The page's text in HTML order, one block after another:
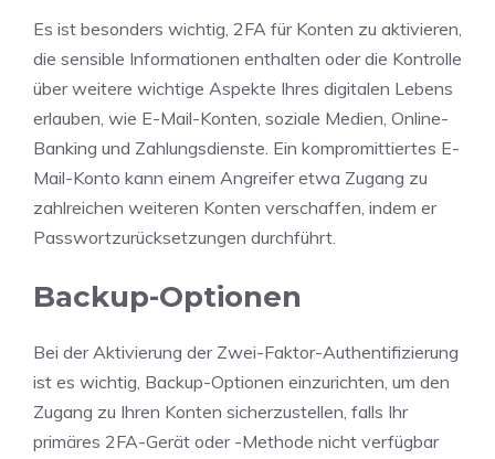
Es ist besonders wichtig, 2FA für Konten zu aktivieren,
die sensible Informationen enthalten oder die Kontrolle
über weitere wichtige Aspekte Ihres digitalen Lebens
erlauben, wie E-Mail-Konten, soziale Medien, Online-
Banking und Zahlungsdienste. Ein kompromittiertes E-
Mail-Konto kann einem Angreifer etwa Zugang zu
zahlreichen weiteren Konten verschaffen, indem er
Passwortzurücksetzungen durchführt.
Backup-Optionen
Bei der Aktivierung der Zwei-Faktor-Authentifizierung
ist es wichtig, Backup-Optionen einzurichten, um den
Zugang zu Ihren Konten sicherzustellen, falls Ihr
primäres 2FA-Gerät oder -Methode nicht verfügbar